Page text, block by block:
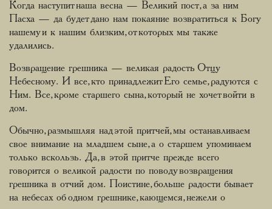
Когда наступит наша весна — Великий пост, а за ним
Пасха — да будет дано нам покаяние возвратиться к Богу
нашему и к нашим близким, от которых мы также
удалились.
Возвращение грешника — великая радость Отцу
Небесному. И все, кто принадлежит Его семье, радуются с
Ним. Все, кроме старшего сына, который не хочет войти в
дом.
Обычно, размышляя над этой притчей, мы останавливаем
свое внимание на младшем сыне, а о старшем упоминаем
только вскользь. Да, в этой притче прежде всего
говорится о великой радости по поводу возвращения
грешника в отчий дом. Поистине, больше радости бывает
на небесах об одном грешнике, кающемся, нежели о